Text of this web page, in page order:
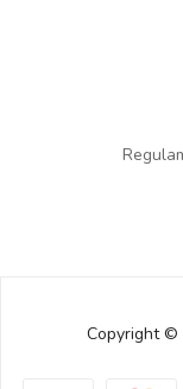
Copyright ©